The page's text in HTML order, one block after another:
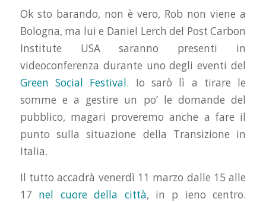
Ok sto barando, non è vero, Rob non viene a
Bologna, ma lui e Daniel Lerch del Post Carbon
Institute USA saranno presenti in
videoconferenza durante uno degli eventi del
Green Social Festival. Io sarò lì a tirare le
somme e a gestire un po’ le domande del
pubblico, magari proveremo anche a fare il
punto sulla situazione della Transizione in
Italia.
Il tutto accadrà venerdì 11 marzo dalle 15 alle
17 nel cuore della città, in p ieno centro.